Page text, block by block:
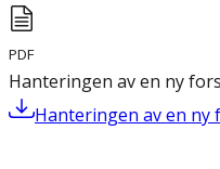
PDF
Hanteringen av en ny
Hanteringen av en